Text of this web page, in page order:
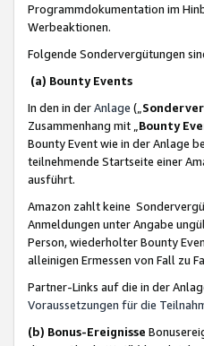
Programmdokumentation im
Werbeaktionen.
Folgende Sondervergütungen
(a) Bounty Events
In den in derAnlage („
Zusammenhang mit „ Bounty
Bounty Event wie in der Anlage
teilnehmende Startseite einer
ausführt.
Amazon zahlt keine
Anmeldungen unter Angabe
Person, wiederholter Bounty
alleinigen Ermessen von Fall zu
Partner-Links auf die in der
Voraussetzungen für die
(b) Bonus-Ereignisse